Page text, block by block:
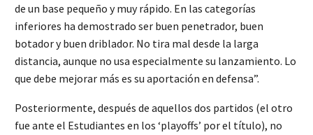
de un base pequeño y muy rápido. En las categorías
inferiores ha demostrado ser buen penetrador, buen
botador y buen driblador. No tira mal desde la larga
distancia, aunque no usa especialmente su lanzamiento. Lo
que debe mejorar más es su aportación en defensa”.
Posteriormente, después de aquellos dos partidos (el otro
fue ante el Estudiantes en los ‘playoffs’ por el título), no